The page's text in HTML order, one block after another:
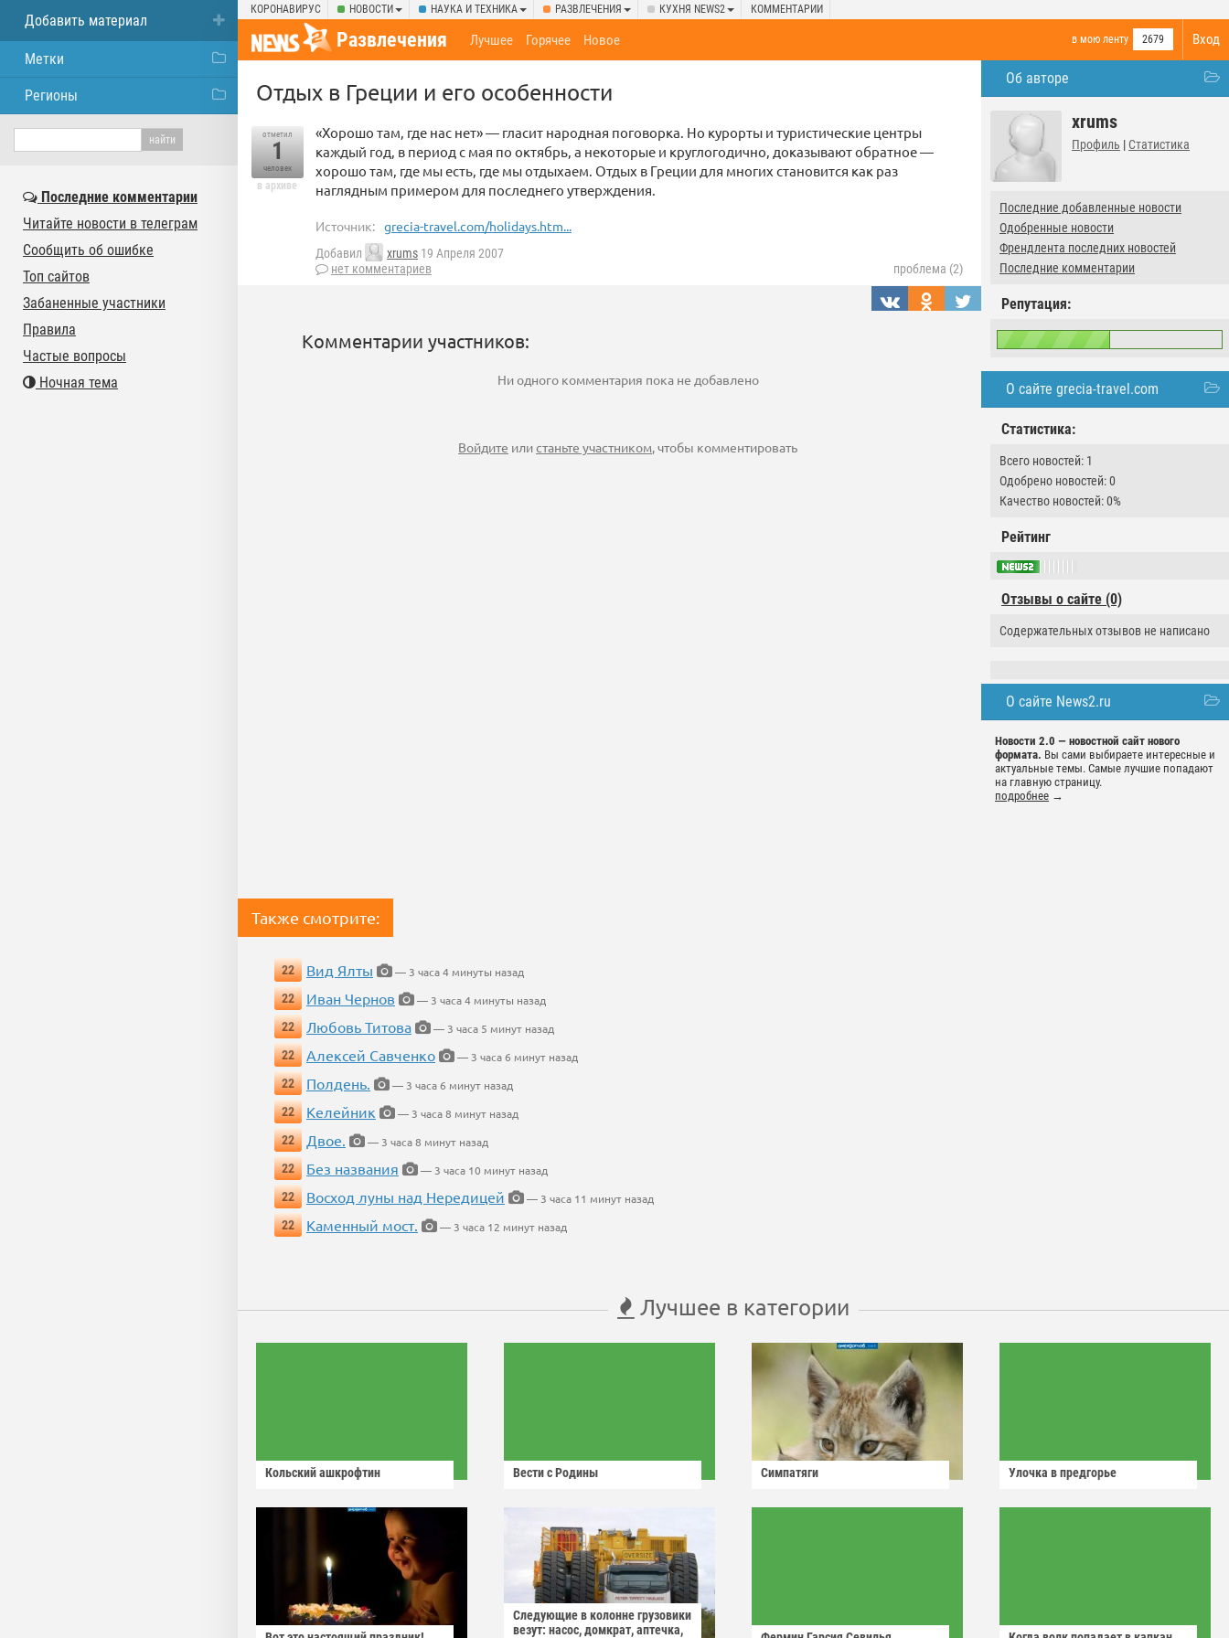
КОРОНАВИРУС НОВОСТИ НАУКА И ТЕХНИКА РАЗВЛЕЧЕНИЯ КУХНЯ NEWS2 КОММЕНТАРИИ
Вход
Развлечения в мою ленту 2679
Лучшее Горячее Новое
Об авторе
xrums
Профиль | Статистика
Последние добавленные новости
Одобренные новости
Френдлента последних новостей
Последние комментарии
Репутация:
О сайте grecia-travel.com
Статистика:
Всего новостей: 1
Одобрено новостей: 0
Качество новостей: 0%
Рейтинг
Отзывы о сайте (0)
Содержательных отзывов не написано
О сайте News2.ru
Новости 2.0 — новостной сайт нового
формата. Вы сами выбираете интересные и
актуальные темы. Самые лучшие попадают
на главную страницу.
подробнее →
Отдых в Греции и его особенности
отметил
1
человек
в архиве
«Хорошо там, где нас нет» — гласит народная поговорка. Но курорты и туристические центры
каждый год, в период с мая по октябрь, а некоторые и круглогодично, доказывают обратное —
хорошо там, где мы есть, где мы отдыхаем. Отдых в Греции для многих становится как раз
наглядным примером для последнего утверждения.
Источник: grecia-travel.com/holidays.htm...
Добавил xrums 19 Апреля 2007
нет комментариев
проблема (2)
Комментарии участников:
Ни одного комментария пока не добавлено
Войдите илистаньте участником, чтобы комментировать
Также смотрите:
22 Вид Ялты
— 3 часа 4 минуты назад
22
Иван Чернов
— 3 часа 4 минуты назад
22
Любовь Титова
— 3 часа 5 минут назад
22
Алексей Савченко
— 3 часа 6 минут назад
22
Полдень.
— 3 часа 6 минут назад
22
Келейник
— 3 часа 8 минут назад
22
Двое.
— 3 часа 8 минут назад
22
Без названия
— 3 часа 10 минут назад
22
Восход луны над Нередицей
— 3 часа 11 минут назад
22
Каменный мост. — 3 часа 12 минут назад
Лучшее в категории
Кольский ашкрофтин Вести с Родины Симпатяги Улочка в предгорье
Следующие в колонне грузовики
везут: насос, домкрат, аптечка,
Добавить материал
Метки
Регионы
Последние комментарии
Читайте новости в телеграм
Сообщить об ошибке
Топ сайтов
Забаненные участники
Правила
Частые вопросы
Ночная тема